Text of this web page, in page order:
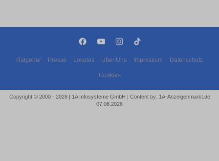
Ratgeber Presse Lokales Über Uns Impressum Datenschutz
Cookies
Copyright © 2000 - 2026 | 1A Infosysteme GmbH | Content by: 1A-Anzeigenmarkt.de
07.08.2026